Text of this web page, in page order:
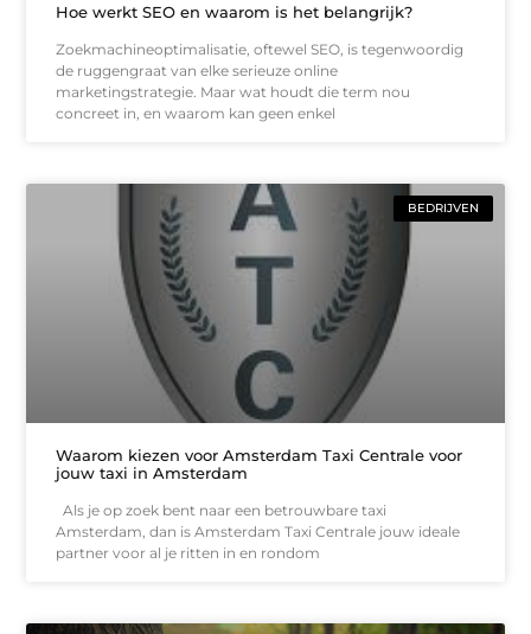
Hoe werkt SEO en waarom is het belangrijk?
Zoekmachineoptimalisatie, oftewel SEO, is tegenwoordig
de ruggengraat van elke serieuze online
marketingstrategie. Maar wat houdt die term nou
concreet in, en waarom kan geen enkel
BEDRIJVEN
Waarom kiezen voor Amsterdam Taxi Centrale voor
jouw taxi in Amsterdam
Als je op zoek bent naar een betrouwbare taxi
Amsterdam, dan is Amsterdam Taxi Centrale jouw ideale
partner voor al je ritten in en rondom